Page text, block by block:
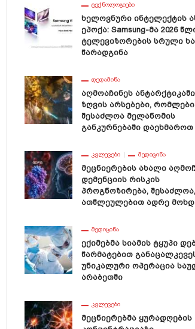
Კრიპტოვალუტის Მაინინგი
Სცადა
Უახლესი
ᲢᲔᲥᲜᲝᲚᲝᲒᲘᲔᲑᲘ
Ხელოვნური Ინტელექტის
Ეპოქა: Samsung-Მა 2026
Ტელევიზორების Სრული
Წარადგინა
ᲓᲔᲓᲐᲛᲘᲬᲐ
Აღმოაჩინეს Ანტარქტიკაში
Ზღვის Არსებები,
Შესაძლოა Მელანომის
Განკურნებაში Დაეხმაროთ
ᲙᲕᲚᲔᲕᲔᲑᲘ ᲛᲔᲓᲘᲪᲘᲜᲐ
Მეცნიერების Ახალი
Დემენციის Რისკის
Პროგნოზირება, Შესაძლოა,
Ათწლეულებით Ადრე
ᲛᲔᲓᲘᲪᲘᲜᲐ
Ექიმებმა Სიამის Ტყუპი
Წარმატებით
Უნიკალური Ოპერაცია
Არაბეთში
ᲙᲕᲚᲔᲕᲔᲑᲘ
Მეცნიერებმა Ყურადღების